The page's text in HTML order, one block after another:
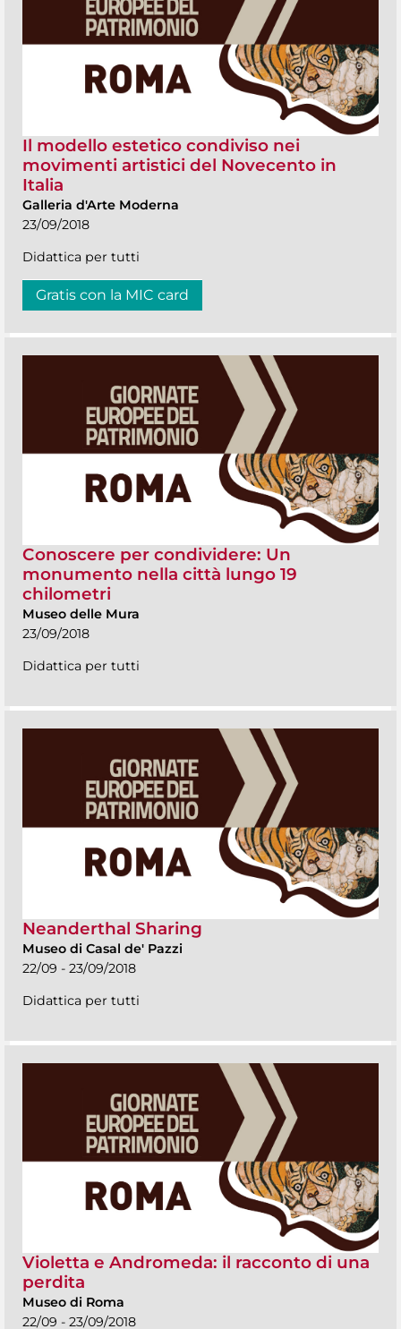
Il modello estetico condiviso nei
movimenti artistici del Novecento in
Italia
Galleria d'Arte Moderna
23/09/2018
Didattica per tutti
Gratis con la MIC card
Conoscere per condividere: Un
monumento nella città lungo 19
chilometri
Museo delle Mura
23/09/2018
Didattica per tutti
Neanderthal Sharing
Museo di Casal de' Pazzi
22/09 - 23/09/2018
Didattica per tutti
Violetta e Andromeda: il racconto di una
perdita
Museo di Roma
22/09 - 23/09/2018